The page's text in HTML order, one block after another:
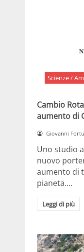
Scienze /
Cambio
aumento di
Giovanni
Uno studio
nuovo
aumento di
pianeta.…
Leggi di più